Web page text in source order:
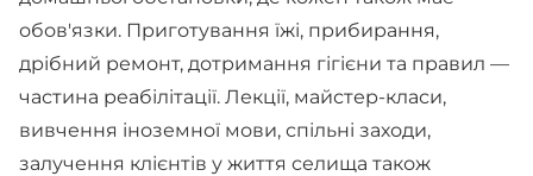
обов'язки. Приготування їжі, прибирання,
дрібний ремонт, дотримання гігієни та правил —
частина реабілітації. Лекції, майстер-класи,
вивчення іноземної мови, спільні заходи,
залучення клієнтів у життя селища також